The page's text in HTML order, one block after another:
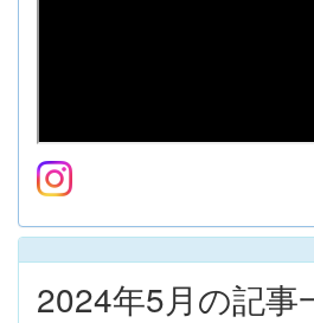
2024年5月の記事